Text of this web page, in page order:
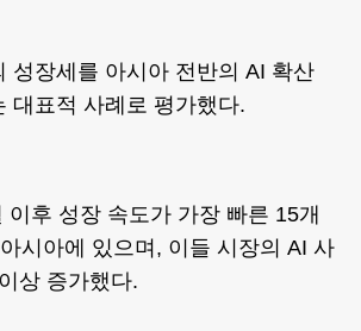
성장세를 아시아 전반의 AI 확산
대표적 사례로 평가했다.
이후 성장 속도가 가장 빠른 15개
시아에 있으며, 이들 시장의 AI 사
상 증가했다.